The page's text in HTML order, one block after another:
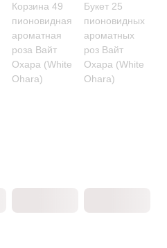
Корзина 49
пионовидная
ароматная
роза Вайт
Охара (White
Ohara)
Букет 25
пионовидных
ароматных
роз Вайт
Охара (White
Ohara)